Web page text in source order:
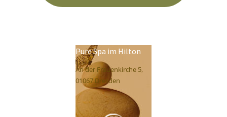
Pure Spa im Hilton
An der Frauenkirche 5,
01067 Dresden